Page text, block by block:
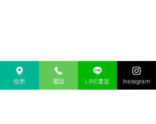
住所 電話 LINE査定 Instagram